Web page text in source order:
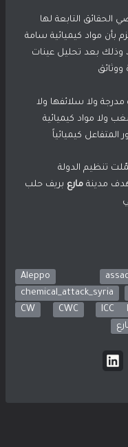
الحقائق التابعة لها
بأن مواد كيميائية سامة
وذلك بعد تحليل عينات
ولا سلائفها ولا
ولا مواد كيميائية
كيميائياً
تنظيم الدولة
مدينةمارع بريف حلب
Aleppo
chemical_attack_syria
CW
CWC ICC